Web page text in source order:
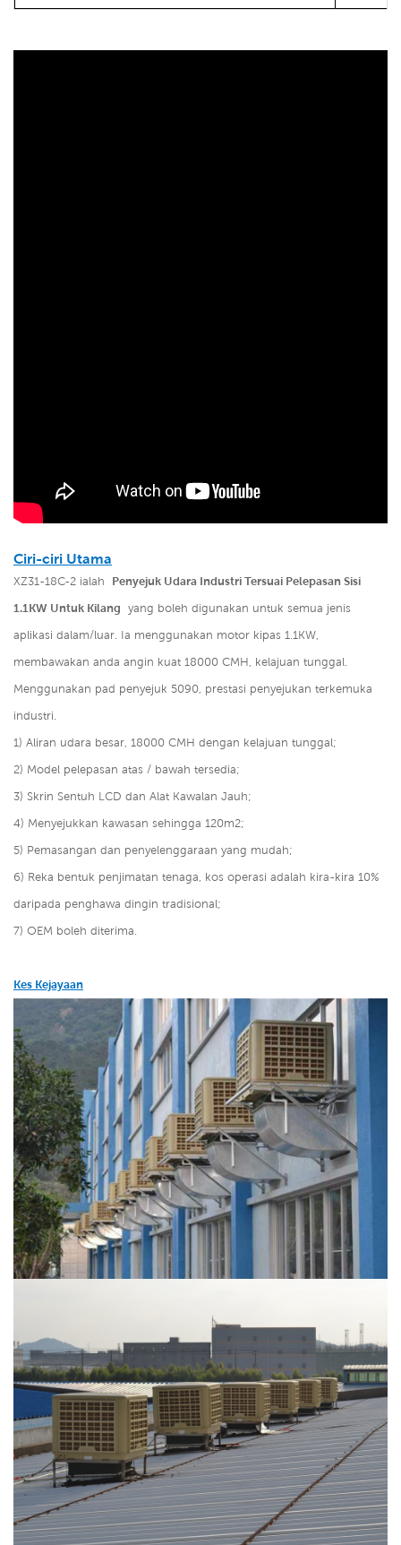
Ciri-ciri Utama
XZ31-18C-2 ialah Penyejuk Udara Industri Tersuai Pelepasan Sisi
1.1KW Untuk Kilang yang boleh digunakan untuk semua jenis
aplikasi dalam/luar. Ia menggunakan motor kipas 1.1KW,
membawakan anda angin kuat 18000 CMH, kelajuan tunggal.
Menggunakan pad penyejuk 5090, prestasi penyejukan terkemuka
industri.
1) Aliran udara besar, 18000 CMH dengan kelajuan tunggal;
2) Model pelepasan atas / bawah tersedia;
3) Skrin Sentuh LCD dan Alat Kawalan Jauh;
4) Menyejukkan kawasan sehingga 120m2;
5) Pemasangan dan penyelenggaraan yang mudah;
6) Reka bentuk penjimatan tenaga, kos operasi adalah kira-kira 10%
daripada penghawa dingin tradisional;
7) OEM boleh diterima.
Kes Kejayaan